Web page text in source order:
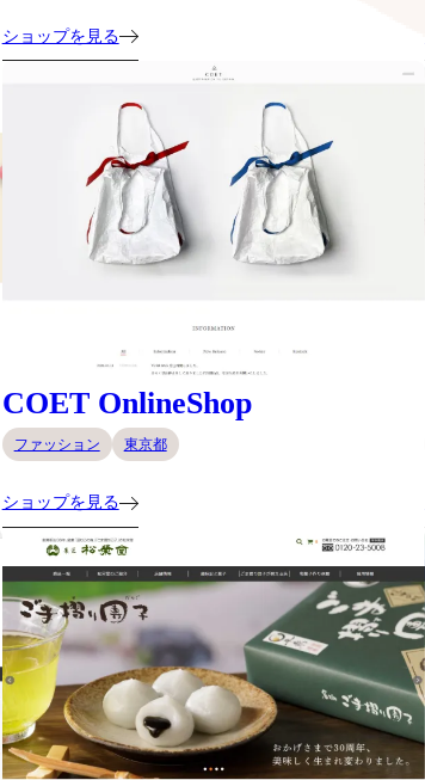
ショップを見る
COET OnlineShop
ファッション 東京都
ショップを見る